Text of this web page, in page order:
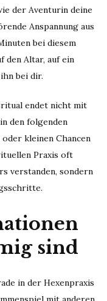
der Aventurin deine
Anspannung aus
bei diesem
den Altar, auf ein
bei dir.
endet nicht mit
den folgenden
kleinen Chancen
Praxis oft
verstanden, sondern
sind
in der Hexenpraxis